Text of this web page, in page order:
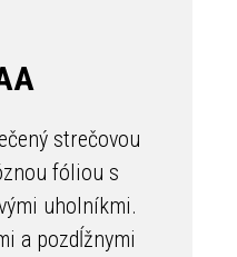
strečovou
fóliou s
uholníkmi.
a pozdĺžnymi